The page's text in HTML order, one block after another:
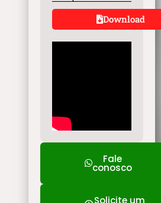
Download
Fale
conosco
Solicite um